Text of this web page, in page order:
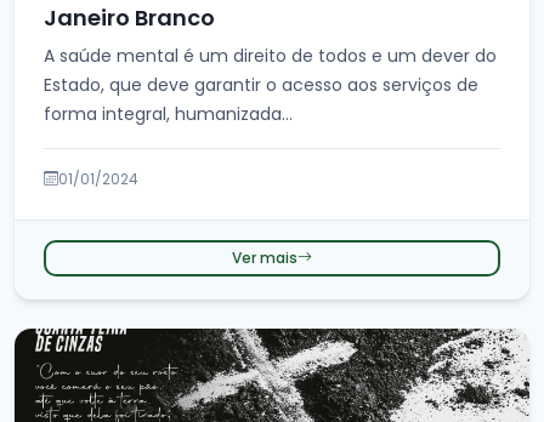
Janeiro Branco
A saúde mental é um direito de todos e um dever do
Estado, que deve garantir o acesso aos serviços de
forma integral, humanizada...
01/01/2024
Ver mais